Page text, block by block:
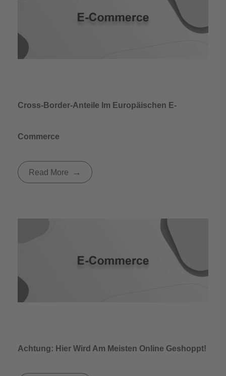
Cross-Border-Anteile Im Europäischen E-
Commerce
Read More
Achtung: Hier Wird Am Meisten Online Geshoppt!